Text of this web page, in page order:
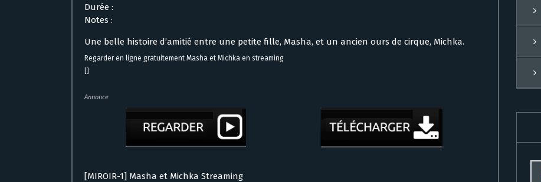
Durée :
Notes :
Une belle histoire d’amitié entre une petite fille, Masha, et un ancien ours de cirque, Michka.
Regarder en ligne gratuitement Masha et Michka en streaming
Annonce
[MIROIR-1] Masha et Michka Streaming